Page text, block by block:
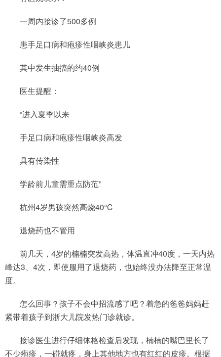
一周内接诊了500多例
患手足口病和疱疹性咽峡炎患儿
其中发生抽搐的约40例
医生提醒：
“进入夏季以来
手足口病和疱疹性咽峡炎高发
具有传染性
学龄前儿童需重点防范”
杭州4岁男孩突然高烧40℃
退烧药也不管用
前几天，4岁的楠楠突发高热，体温直冲40度，一天内热
峰达3、4次，即使服用了退烧药，也始终没办法降至正常温
度。
怎么回事？孩子不会中招流感了吧？着急的爸爸妈妈赶
紧带着孩子到浙大儿院发热门诊就诊。
接诊医生进行仔细体格检查后发现，楠楠的嘴巴里长了
不少疱疹，一碰就疼，身上其他地方也有红红的皮疹。根据